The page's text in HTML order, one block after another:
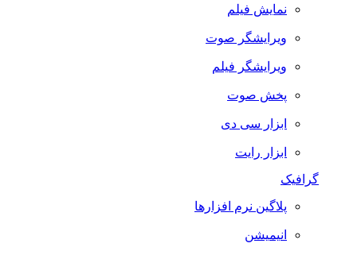
نمایش فیلم
ویرایشگر صوت
ویرایشگر فیلم
پخش صوت
ابزار سی دی
ابزار رایت
گرافیک
پلاگین نرم افزارها
انیمیشن